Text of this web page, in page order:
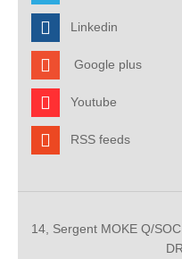
Linkedin
Google plus
Youtube
RSS feeds
14, Sergent MOKE Q/